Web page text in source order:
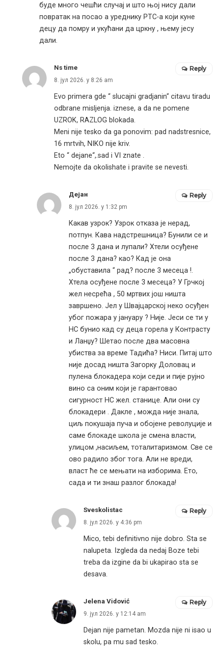
буде много чешћи случај и што њој нису дали
повратак на посао а уреднику РТС-а који куне
децу да помру и укућани да цркну , њему јесу
дали.
Ns time
8. јул 2026. у 8:26 am
Evo primera gde “ slucajni gradjanin“ citavu tiradu
odbrane misljenja. iznese, a da ne pomene
UZROK, RAZLOG blokada.
Meni nije tesko da ga ponovim: pad nadstresnice,
16 mrtvih, NIKO nije kriv.
Eto “ dejane“,.sad i VI znate .
Nemojte da okolishate i pravite se nevesti.
Reply
Дејан
8. јул 2026. у 1:32 pm
Какав узрок? Узрок отказа је нерад,
потпун. Кава надстрешница? Бунили се и
после 3 дана и лупали? Хтели осуђене
после 3 дана? као? Кад је она
„обуставила “ рад? после 3 месеца !.
Хтела осуђене после 3 месеца? У Грчкој
жел несрећа , 50 мртвих још ништа
завршено. Јел у Швајцарској неко осуђен
убог пожара у јануару ? Није. Јеси се ти у
НС бунио кад су деца горела у Контрасту
и Ланџу? Шетао после два масовна
убиства за време Тадића? Ниси. Питај што
није досад ништа Загорку Доловац и
пулена блокадера који седи и пије рујно
вино са оним који је гарантовао
сигурност НС жел. станице. Али они су
блокадери . Дакле , можда није знала,
циљ покушаја пуча и обојене револуције и
саме блокаде школа је смена власти,
улицом ,насиљем, тоталитаризмом. Све се
ово радило због тога. Али не вреди,
власт ће се мењати на изборима. Ето,
сада и ти знаш разлог блокада!
Reply
Sveskolistac
8. јул 2026. у 4:36 pm
Mico, tebi definitivno nije dobro. Sta se
nalupeta. Izgleda da nedaj Boze tebi
treba da izgine da bi ukapirao sta se
desava.
Reply
Jelena Vidović
9. јул 2026. у 12:14 am
Dejan nije pametan. Mozda nije ni isao u
skolu, pa mu sad tesko.
Reply